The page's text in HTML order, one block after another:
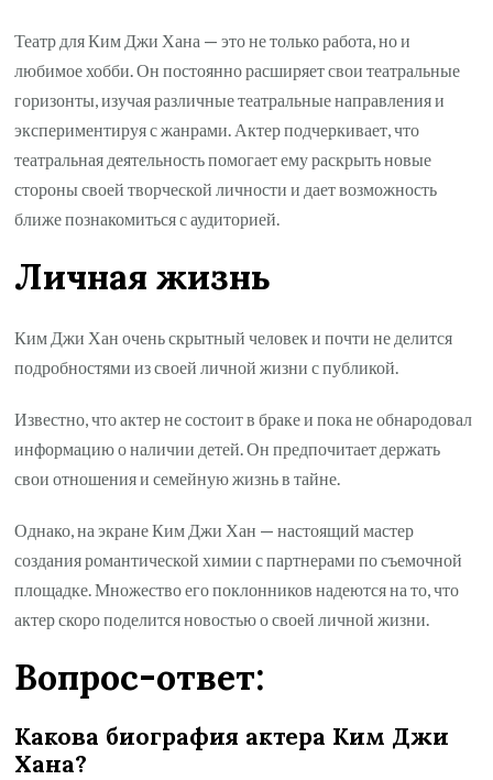
Театр для Ким Джи Хана — это не только работа, но и
любимое хобби. Он постоянно расширяет свои театральные
горизонты, изучая различные театральные направления и
экспериментируя с жанрами. Актер подчеркивает, что
театральная деятельность помогает ему раскрыть новые
стороны своей творческой личности и дает возможность
ближе познакомиться с аудиторией.
Личная жизнь
Ким Джи Хан очень скрытный человек и почти не делится
подробностями из своей личной жизни с публикой.
Известно, что актер не состоит в браке и пока не обнародовал
информацию о наличии детей. Он предпочитает держать
свои отношения и семейную жизнь в тайне.
Однако, на экране Ким Джи Хан — настоящий мастер
создания романтической химии с партнерами по съемочной
площадке. Множество его поклонников надеются на то, что
актер скоро поделится новостью о своей личной жизни.
Вопрос-ответ:
Какова биография актера Ким Джи
Хана?